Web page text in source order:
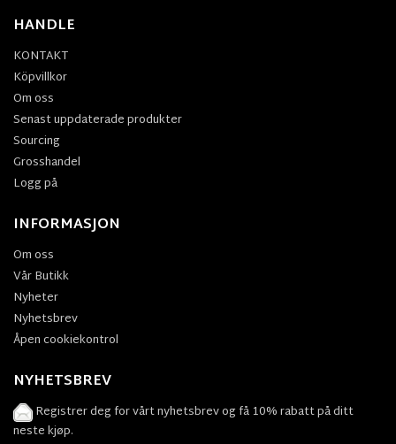
HANDLE
KONTAKT
Köpvillkor
Om oss
Senast uppdaterade produkter
Sourcing
Grosshandel
Logg på
INFORMASJON
Om oss
Vår Butikk
Nyheter
Nyhetsbrev
Åpen cookiekontrol
NYHETSBREV
Registrer deg for vårt nyhetsbrev og få 10% rabatt på ditt
neste kjøp.